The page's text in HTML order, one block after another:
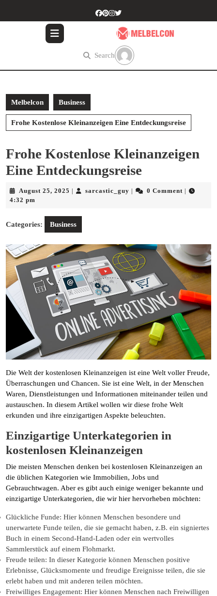
Search
Melbelcon Business
Frohe Kostenlose Kleinanzeigen Eine Entdeckungsreise
Frohe Kostenlose Kleinanzeigen
Eine Entdeckungsreise
August 25, 2025 Augustsarcastic_guy sarcastic_guy
0 Comment
4:32 pm
Categories: Business
Die Welt der kostenlosen Kleinanzeigen ist eine Welt voller Freude,
Überraschungen und Chancen. Sie ist eine Welt, in der Menschen
Waren, Dienstleistungen und Informationen miteinander teilen und
austauschen. In diesem Artikel wollen wir diese frohe Welt
erkunden und ihre einzigartigen Aspekte beleuchten.
Einzigartige Unterkategorien in
kostenlosen Kleinanzeigen
Die meisten Menschen denken bei kostenlosen Kleinanzeigen an
die üblichen Kategorien wie Immobilien, Jobs und
Gebrauchtwagen. Aber es gibt auch einige weniger bekannte und
einzigartige Unterkategorien, die wir hier hervorheben möchten:
Glückliche Funde: Hier können Menschen besondere und
unerwartete Funde teilen, die sie gemacht haben, z.B. ein signiertes
Buch in einem Second-Hand-Laden oder ein wertvolles
Sammlerstück auf einem Flohmarkt.
Freude teilen: In dieser Kategorie können Menschen positive
Erlebnisse, Glücksmomente und freudige Ereignisse teilen, die sie
erlebt haben und mit anderen teilen möchten.
Freiwilliges Engagement: Hier können Menschen nach Freiwilligen